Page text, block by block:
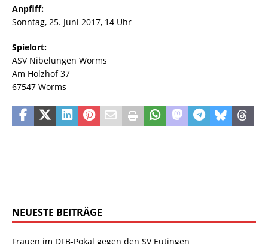
Anpfiff:
Sonntag, 25. Juni 2017, 14 Uhr
Spielort:
ASV Nibelungen Worms
Am Holzhof 37
67547 Worms
NEUESTE BEITRÄGE
Frauen im DFB-Pokal gegen den SV Eutingen